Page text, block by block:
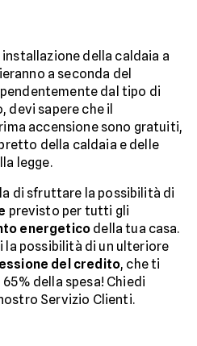
della caldaia a
a seconda del
dal tipo di
devi sapere che il
accensione sono gratuiti,
della caldaia e delle
legge.
di sfruttare la possibilità di
previsto per tutti gli
energetico della tua casa.
la possibilità di un ulteriore
del credito, che ti
della spesa! Chiedi
Servizio Clienti.